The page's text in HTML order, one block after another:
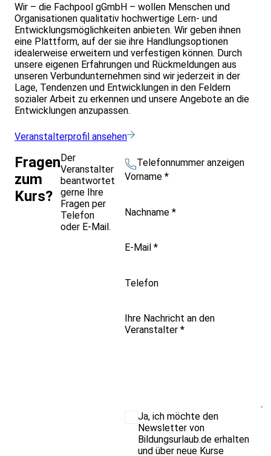
Wir – die Fachpool gGmbH – wollen Menschen und
Organisationen qualitativ hochwertige Lern- und
Entwicklungsmöglichkeiten anbieten. Wir geben ihnen
eine Plattform, auf der sie ihre Handlungsoptionen
idealerweise erweitern und verfestigen können. Durch
unsere eigenen Erfahrungen und Rückmeldungen aus
unseren Verbundunternehmen sind wir jederzeit in der
Lage, Tendenzen und Entwicklungen in den Feldern
sozialer Arbeit zu erkennen und unsere Angebote an die
Entwicklungen anzupassen.
Veranstalterprofil ansehen
Fragen
zum
Kurs?
Der
Veranstalter
beantwortet
gerne Ihre
Fragen per
Telefon
oder E-Mail.
Telefonnummer anzeigen
Vorname *
Nachname *
E-Mail *
Telefon
Ihre Nachricht an den
Veranstalter *
Ja, ich möchte den
Newsletter von
Bildungsurlaub.de erhalten
und über neue Kurse